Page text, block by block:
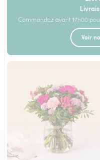
Commandez avant 17h00
Voir